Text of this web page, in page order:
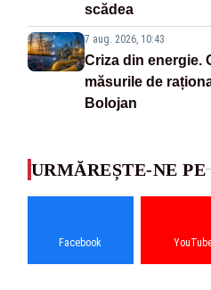
scădea
7 aug. 2026, 10:43
Criza din energie.
măsurile de
Bolojan
URMĂREȘTE-NE PE
Facebook